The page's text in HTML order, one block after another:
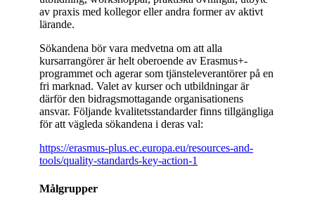
av praxis med kollegor eller andra former av aktivt
lärande.
Sökandena bör vara medvetna om att alla
kursarrangörer är helt oberoende av Erasmus+-
programmet och agerar som tjänsteleverantörer på en
fri marknad. Valet av kurser och utbildningar är
därför den bidragsmottagande organisationens
ansvar. Följande kvalitetsstandarder finns tillgängliga
för att vägleda sökandena i deras val:
https://erasmus-plus.ec.europa.eu/resources-and-
tools/quality-standards-key-action-1
Målgrupper